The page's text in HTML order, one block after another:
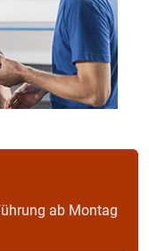
ab Montag